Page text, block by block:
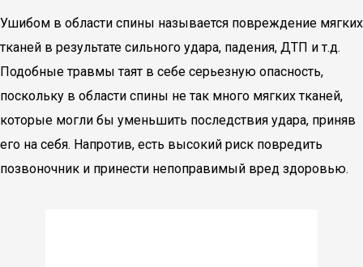
Ушибом в области спины называется повреждение мягких
тканей в результате сильного удара, падения, ДТП и т.д.
Подобные травмы таят в себе серьезную опасность,
поскольку в области спины не так много мягких тканей,
которые могли бы уменьшить последствия удара, приняв
его на себя. Напротив, есть высокий риск повредить
позвоночник и принести непоправимый вред здоровью.